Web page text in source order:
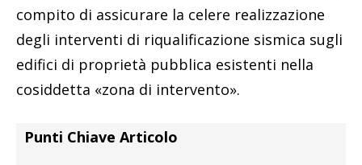
compito di assicurare la celere realizzazione
degli interventi di riqualificazione sismica sugli
edifici di proprietà pubblica esistenti nella
cosiddetta «zona di intervento».
Punti Chiave Articolo